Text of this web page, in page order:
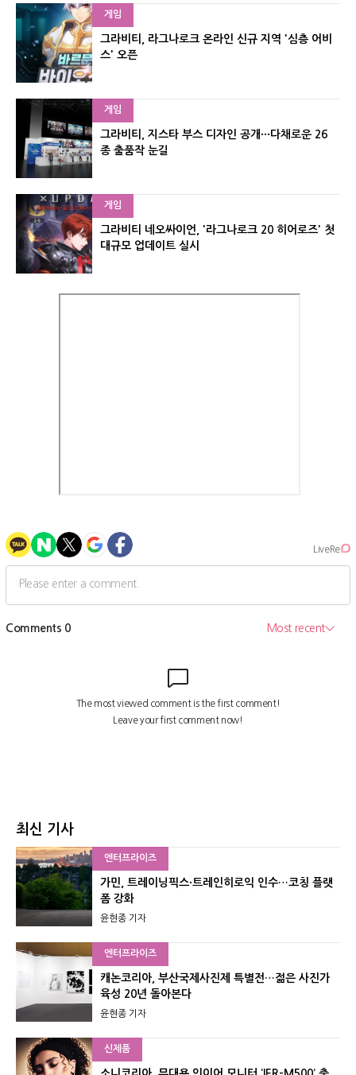
게임
그라비티, 라그나로크 온라인 신규 지역 '심층 어비
스' 오픈
게임
그라비티, 지스타 부스 디자인 공개···다채로운 26
종 출품작 눈길
게임
그라비티 네오싸이언, '라그나로크 20 히어로즈' 첫
대규모 업데이트 실시
최신 기사
엔터프라이즈
가민, 트레이닝픽스·트레인히로익 인수…코칭 플랫
폼 강화
윤현종 기자
엔터프라이즈
캐논코리아, 부산국제사진제 특별전…젊은 사진가
육성 20년 돌아본다
윤현종 기자
신제품